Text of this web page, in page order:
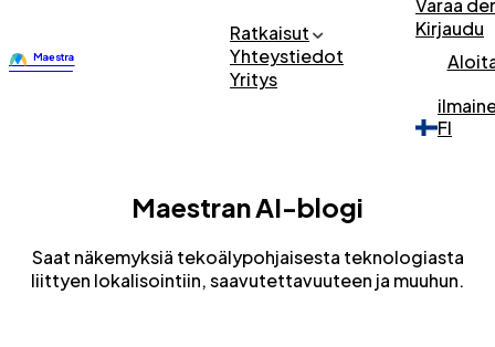
Ratkaisut
Yhteystiedot
Yritys
Varaa
Kirjaudu
FI
Maestran AI-blogi
Saat näkemyksiä tekoälypohjaisesta teknologiasta
liittyen lokalisointiin, saavutettavuuteen ja muuhun.